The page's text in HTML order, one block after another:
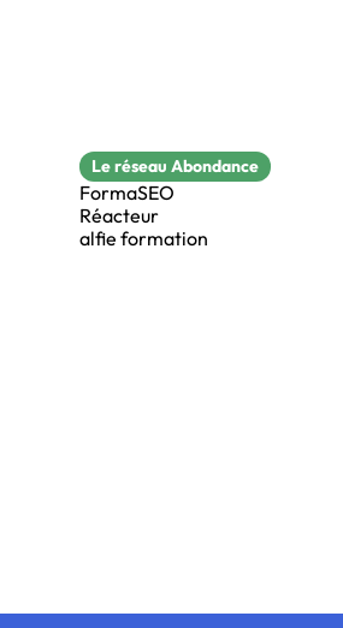
Le réseau Abondance
FormaSEO
Réacteur
alfie formation